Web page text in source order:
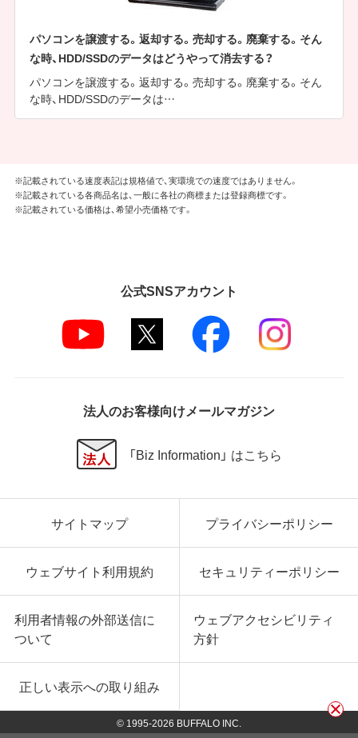
パソコンを譲渡する。返却する。売却する。廃棄する。そん
な時、HDD/SSDのデータはどうやって消去する？
パソコンを譲渡する。返却する。売却する。廃棄する。そん
な時、HDD/SSDのデータは…
※記載されている速度表記は規格値で、実環境での速度ではありません。
※記載されている各商品名は、一般に各社の商標または登録商標です。
※記載されている価格は、希望小売価格です。
公式SNSアカウント
法人のお客様向けメールマガジン
「Biz Information」 はこちら
サイトマップ プライバシーポリシー
ウェブサイト利用規約 セキュリティーポリシー
利用者情報の外部送信に
ついて
ウェブアクセシビリティ
方針
正しい表示への取り組み
© 1995-2026 BUFFALO INC.